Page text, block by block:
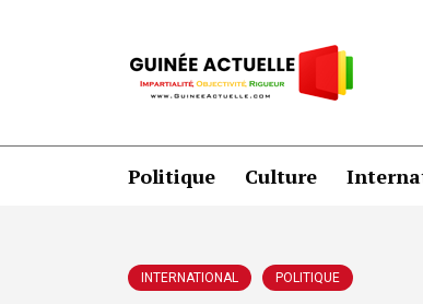
Politique Culture
INTERNATIONAL POLITIQUE